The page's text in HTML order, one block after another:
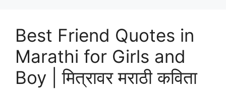
Best Friend Quotes in
Marathi for Girls and
Boy | मित्रावर मराठी कविता